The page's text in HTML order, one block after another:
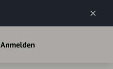
Anmelden